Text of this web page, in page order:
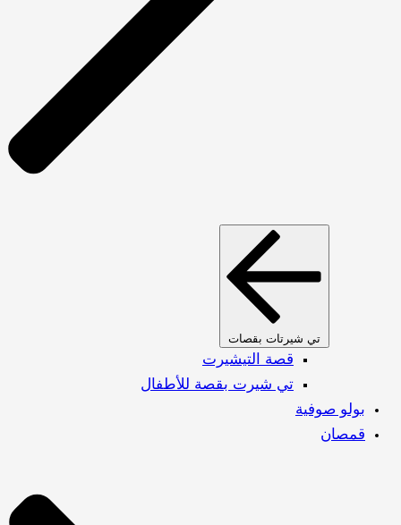
تي شيرتات بقصات
قصة التيشيرت
تي شيرت بقصة للأطفال
بولو صوفية
قمصان